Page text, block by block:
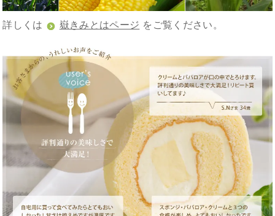
詳しくは 嶽きみとはページ をご覧ください。